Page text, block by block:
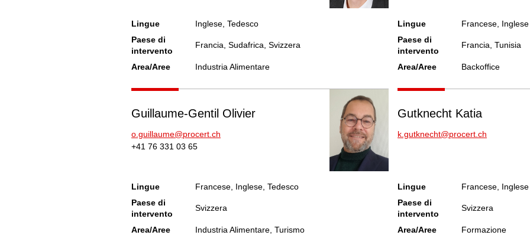
Lingue
Inglese, Tedesco
Paese di
intervento
Francia, Sudafrica, Svizzera
Area/Aree Industria Alimentare
Lingue
Francese, Inglese
Paese di
intervento
Francia, Tunisia
Area/Aree Backoffice
Guillaume-Gentil Olivier
o.guillaume@procert.ch
+41 76 331 03 65
Lingue
Francese, Inglese, Tedesco
Paese di
intervento
Svizzera
Area/Aree Industria Alimentare, Turismo
Gutknecht Katia
k.gutknecht@procert.ch
Lingue
Francese, Inglese
Paese di
intervento
Svizzera
Area/Aree Formazione